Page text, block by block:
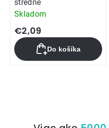
stredné
Skladom
€2,09
Do košíka